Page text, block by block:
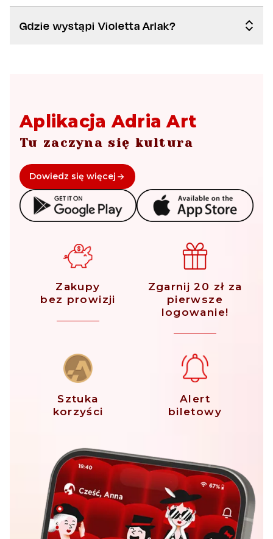
Gdzie wystąpi Violetta Arlak?
Aplikacja Adria Art
Tu zaczyna się kultura
Dowiedz się więcej
Zakupy
bez prowizji
Zgarnij 20 zł za
pierwsze
logowanie!
Sztuka
korzyści
Alert
biletowy